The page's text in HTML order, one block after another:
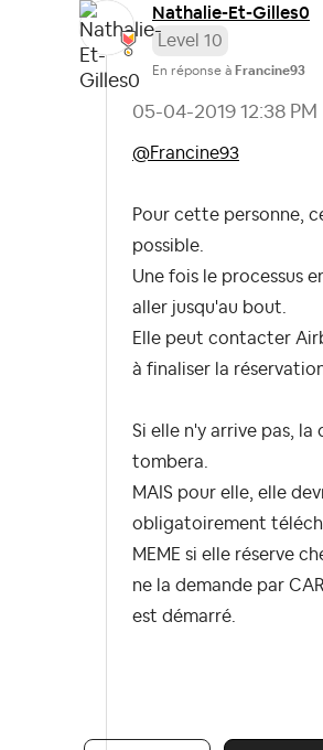
Nathalie-Et-Gilles0
Level 10
En réponse à Francine93
‎05-04-2019 12:38 PM
@Francine93
Pour cette personne,
possible.
Une fois le processus
aller jusqu'au bout.
Elle peut contacter
à finaliser la
Si elle n'y arrive pas, la
tombera.
MAIS pour elle, elle
obligatoirement
MEME si elle réserve
ne la demande par
est démarré.